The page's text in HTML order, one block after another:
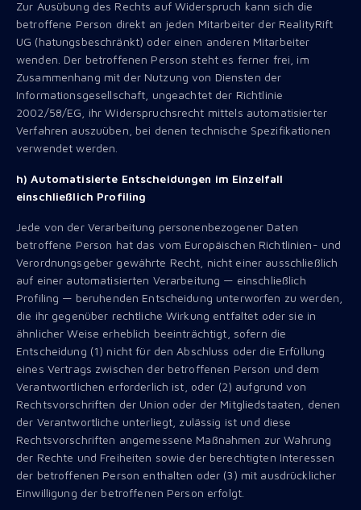
Zur Ausübung des Rechts auf Widerspruch kann sich die
betroffene Person direkt an jeden Mitarbeiter der RealityRift
UG (hatungsbeschränkt) oder einen anderen Mitarbeiter
wenden. Der betroffenen Person steht es ferner frei, im
Zusammenhang mit der Nutzung von Diensten der
Informationsgesellschaft, ungeachtet der Richtlinie
2002/58/EG, ihr Widerspruchsrecht mittels automatisierter
Verfahren auszuüben, bei denen technische Spezifikationen
verwendet werden.
h) Automatisierte Entscheidungen im Einzelfall
einschließlich Profiling
Jede von der Verarbeitung personenbezogener Daten
betroffene Person hat das vom Europäischen Richtlinien- und
Verordnungsgeber gewährte Recht, nicht einer ausschließlich
auf einer automatisierten Verarbeitung — einschließlich
Profiling — beruhenden Entscheidung unterworfen zu werden,
die ihr gegenüber rechtliche Wirkung entfaltet oder sie in
ähnlicher Weise erheblich beeinträchtigt, sofern die
Entscheidung (1) nicht für den Abschluss oder die Erfüllung
eines Vertrags zwischen der betroffenen Person und dem
Verantwortlichen erforderlich ist, oder (2) aufgrund von
Rechtsvorschriften der Union oder der Mitgliedstaaten, denen
der Verantwortliche unterliegt, zulässig ist und diese
Rechtsvorschriften angemessene Maßnahmen zur Wahrung
der Rechte und Freiheiten sowie der berechtigten Interessen
der betroffenen Person enthalten oder (3) mit ausdrücklicher
Einwilligung der betroffenen Person erfolgt.